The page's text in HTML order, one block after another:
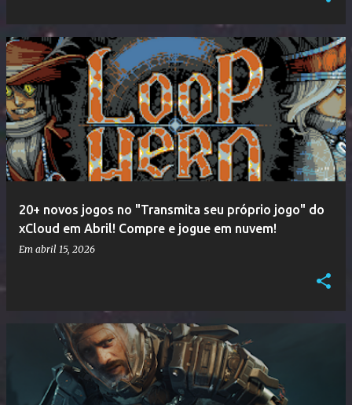
20+ novos jogos no "Transmita seu próprio jogo" do
xCloud em Abril! Compre e jogue em nuvem!
Em abril 15, 2026